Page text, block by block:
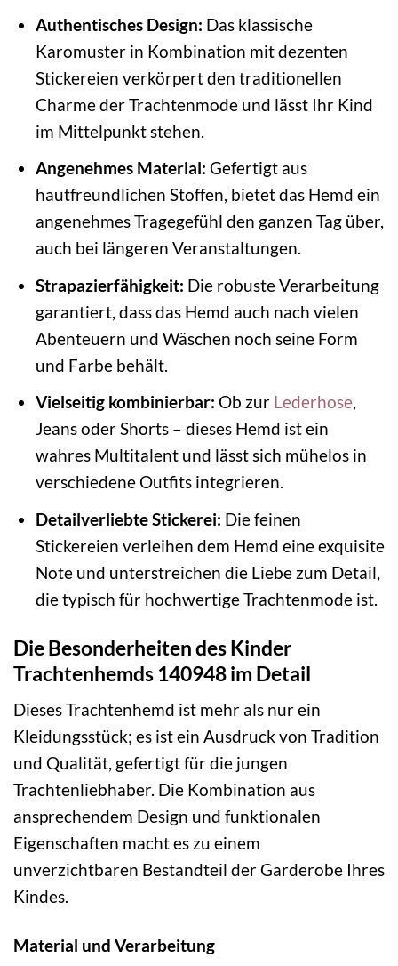
Authentisches Design: Das klassische
Karomuster in Kombination mit dezenten
Stickereien verkörpert den traditionellen
Charme der Trachtenmode und lässt Ihr Kind
im Mittelpunkt stehen.
Angenehmes Material: Gefertigt aus
hautfreundlichen Stoffen, bietet das Hemd ein
angenehmes Tragegefühl den ganzen Tag über,
auch bei längeren Veranstaltungen.
Strapazierfähigkeit: Die robuste Verarbeitung
garantiert, dass das Hemd auch nach vielen
Abenteuern und Wäschen noch seine Form
und Farbe behält.
Vielseitig kombinierbar: Ob zur Lederhose,
Jeans oder Shorts – dieses Hemd ist ein
wahres Multitalent und lässt sich mühelos in
verschiedene Outfits integrieren.
Detailverliebte Stickerei: Die feinen
Stickereien verleihen dem Hemd eine exquisite
Note und unterstreichen die Liebe zum Detail,
die typisch für hochwertige Trachtenmode ist.
Die Besonderheiten des Kinder
Trachtenhemds 140948 im Detail
Dieses Trachtenhemd ist mehr als nur ein
Kleidungsstück; es ist ein Ausdruck von Tradition
und Qualität, gefertigt für die jungen
Trachtenliebhaber. Die Kombination aus
ansprechendem Design und funktionalen
Eigenschaften macht es zu einem
unverzichtbaren Bestandteil der Garderobe Ihres
Kindes.
Material und Verarbeitung